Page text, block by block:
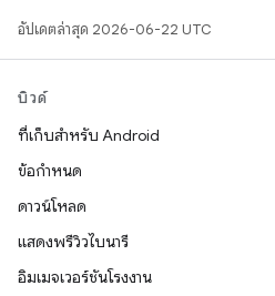
อัปเดตล่าสุด 2026-06-22 UTC
บิวด์
ที่เก็บสำหรับ Android
ข้อกำหนด
ดาวน์โหลด
แสดงพรีวิวไบนารี
อิมเมจเวอร์ชันโรงงาน